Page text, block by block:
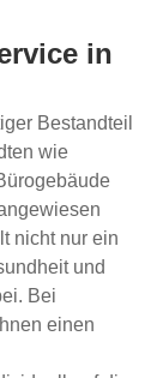
in
Bestandteil
wie
nicht nur ein
und
Bei
einen